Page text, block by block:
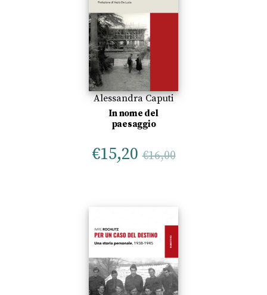
Alessandra Caputi
In nome del
paesaggio
€15,20 €16,00